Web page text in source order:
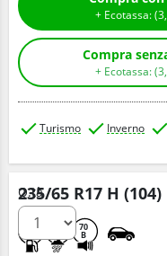
+ Ecotassa: (3,
+ Ecotassa: (3,
Turismo Inverno
235/65 R17 H (104)
70
B
Q.tà